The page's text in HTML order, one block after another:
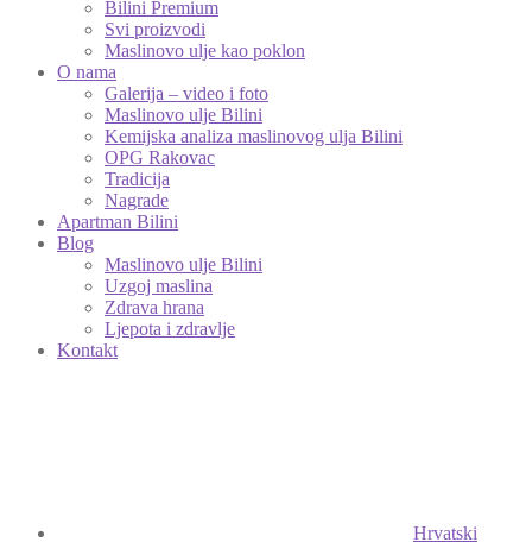
Bilini Premium
Svi proizvodi
Maslinovo ulje kao poklon
O nama
Galerija – video i foto
Maslinovo ulje Bilini
Kemijska analiza maslinovog ulja Bilini
OPG Rakovac
Tradicija
Nagrade
Apartman Bilini
Blog
Maslinovo ulje Bilini
Uzgoj maslina
Zdrava hrana
Ljepota i zdravlje
Kontakt
Hrvatski